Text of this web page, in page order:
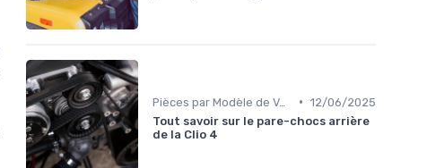
Pièces par Modèle de Voiture • 12/06/2025
Tout savoir sur le pare-chocs arrière
de la Clio 4